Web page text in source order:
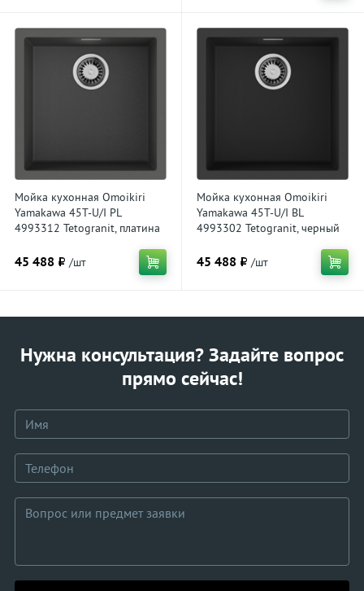
Мойка кухонная Omoikiri
Yamakawa 45T-U/I PL
4993312 Tetogranit, платина
45 488 ₽ /шт
Мойка кухонная Omoikiri
Yamakawa 45T-U/I BL
4993302 Tetogranit, черный
45 488 ₽ /шт
Нужна консультация? Задайте вопрос
прямо сейчас!